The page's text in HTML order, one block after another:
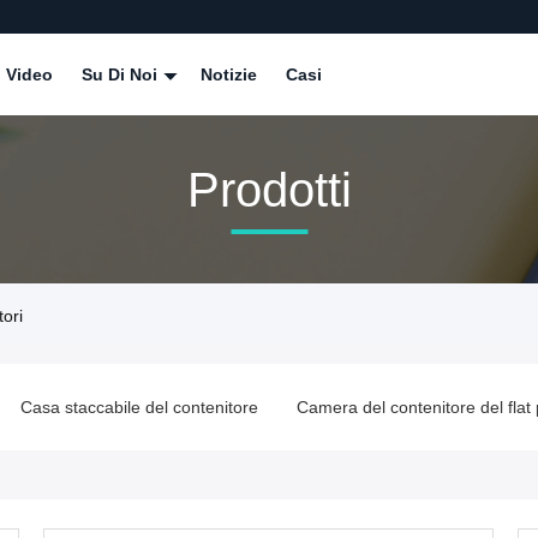
Video Su Di Noi Notizie Casi
Prodotti
Camera del contenitore del flat pack Camera pieghevole